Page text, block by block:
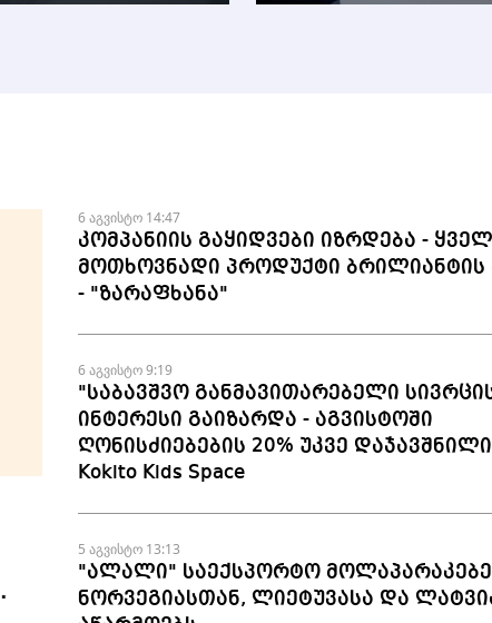
6 აგვისტო 14:47
კომპანიის გაყიდვები იზრდება -
მოთხოვნადი პროდუქტი ბრილიანტის
- "ზარაფხანა"
6 აგვისტო 9:19
"საბავშვო განმავითარებელი
ინტერესი გაიზარდა - აგვისტოში
ღონისძიებების 20% უკვე
Kokito Kids Space
5 აგვისტო 13:13
"ალალი" საექსპორტო
ნორვეგიასთან, ლიეტუვასა და